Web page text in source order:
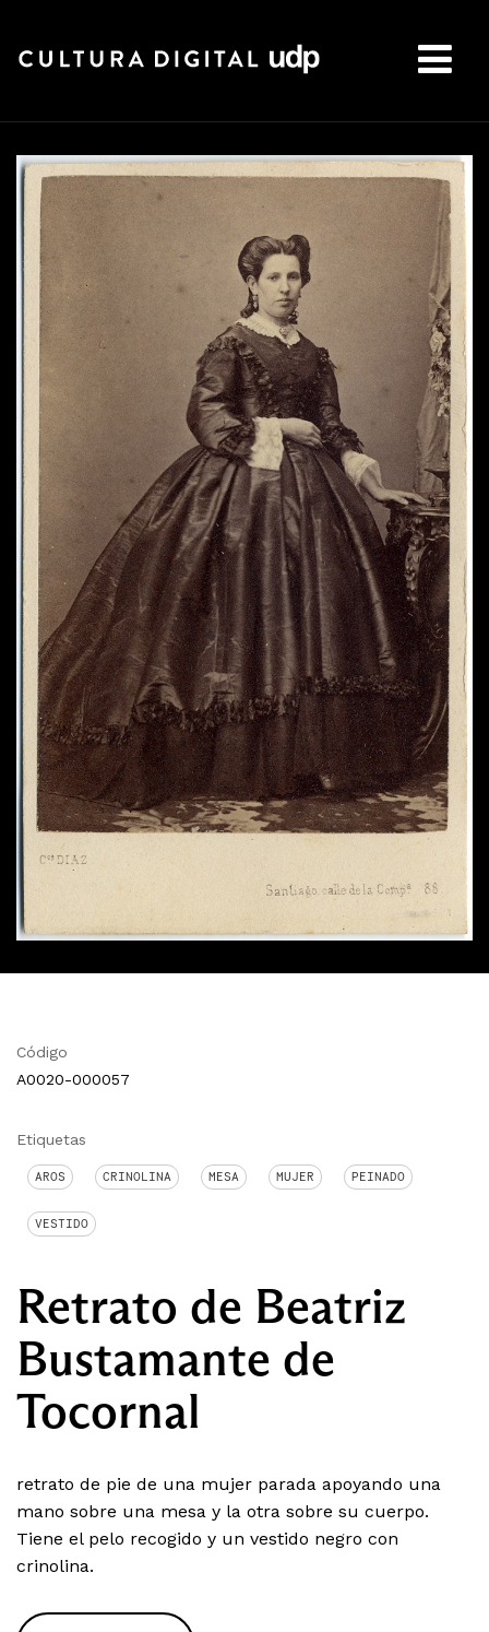
Código
A0020-000057
Etiquetas
AROS CRINOLINA MESA MUJER PEINADO
VESTIDO
Retrato de Beatriz
Bustamante de
Tocornal
retrato de pie de una mujer parada apoyando una
mano sobre una mesa y la otra sobre su cuerpo.
Tiene el pelo recogido y un vestido negro con
crinolina.